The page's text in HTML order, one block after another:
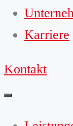
Karriere
Kontakt